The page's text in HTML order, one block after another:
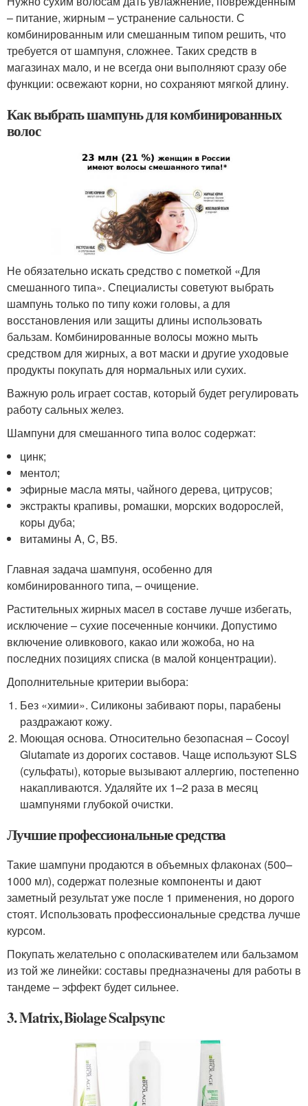
– питание, жирным – устранение сальности. С
комбинированным или смешанным типом решить, что
требуется от шампуня, сложнее. Таких средств в
магазинах мало, и не всегда они выполняют сразу обе
функции: освежают корни, но сохраняют мягкой длину.
Как выбрать шампунь для комбинированных
волос
Не обязательно искать средство с пометкой «Для
смешанного типа». Специалисты советуют выбрать
шампунь только по типу кожи головы, а для
восстановления или защиты длины использовать
бальзам. Комбинированные волосы можно мыть
средством для жирных, а вот маски и другие уходовые
продукты покупать для нормальных или сухих.
Важную роль играет состав, который будет регулировать
работу сальных желез.
Шампуни для смешанного типа волос содержат:
цинк;
ментол;
эфирные масла мяты, чайного дерева, цитрусов;
экстракты крапивы, ромашки, морских водорослей,
коры дуба;
витамины A, C, B5.
Главная задача шампуня, особенно для
комбинированного типа, – очищение.
Растительных жирных масел в составе лучше избегать,
исключение – сухие посеченные кончики. Допустимо
включение оливкового, какао или жожоба, но на
последних позициях списка (в малой концентрации).
Дополнительные критерии выбора:
Без «химии». Силиконы забивают поры, парабены
раздражают кожу.
Моющая основа. Относительно безопасная – Cocoyl
Glutamate из дорогих составов. Чаще используют SLS
(сульфаты), которые вызывают аллергию, постепенно
накапливаются. Удаляйте их 1–2 раза в месяц
шампунями глубокой очистки.
Лучшие профессиональные средства
Такие шампуни продаются в объемных флаконах (500–
1000 мл), содержат полезные компоненты и дают
заметный результат уже после 1 применения, но дорого
стоят. Использовать профессиональные средства лучше
курсом.
Покупать желательно с ополаскивателем или бальзамом
из той же линейки: составы предназначены для работы в
тандеме – эффект будет сильнее.
3. Matrix, Biolage Scalpsync